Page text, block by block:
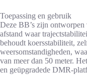
Toepassing en gebruik
Deze BB’s zijn ontworpen
afstand waar
behoudt koersstabiliteit,
weersomstandigheden,
van meer dan 50 meter.
en geüpgradede DMR-